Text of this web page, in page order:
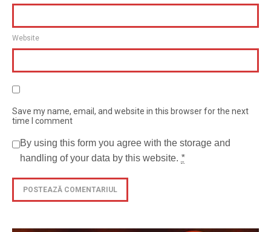
Website
Save my name, email, and website in this browser for the next
time I comment
By using this form you agree with the storage and
handling of your data by this website. *